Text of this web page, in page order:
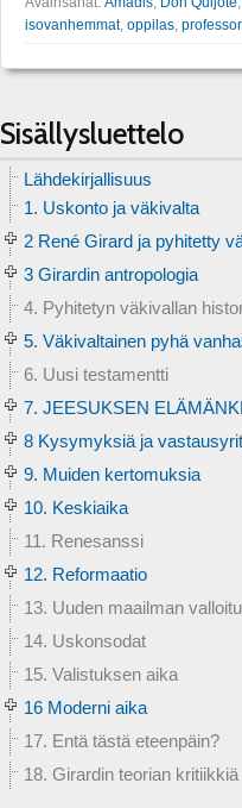
isovanhemmat, oppilas
Sisällysluettelo
Lähdekirjallisuus
1. Uskonto ja väkivalta
2 René Girard ja pyhitetty
3 Girardin antropologia
4. Pyhitetyn väkivallan
5. Väkivaltainen pyhä
6. Uusi testamentti
7. JEESUKSEN
8 Kysymyksiä ja
9. Muiden kertomuksia
10. Keskiaika
11. Renesanssi
12. Reformaatio
13. Uuden maailman
14. Uskonsodat
15. Valistuksen aika
16 Moderni aika
17. Entä tästä eteenpäin?
18. Girardin teorian kritiikkiä